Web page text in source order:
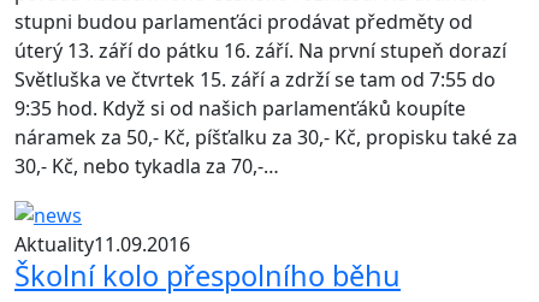
stupni budou parlamenťáci prodávat předměty od
úterý 13. září do pátku 16. září. Na první stupeň dorazí
Světluška ve čtvrtek 15. září a zdrží se tam od 7:55 do
9:35 hod. Když si od našich parlamenťáků koupíte
náramek za 50,- Kč, píšťalku za 30,- Kč, propisku také za
30,- Kč, nebo tykadla za 70,-…
Aktuality11.09.2016
Školní kolo přespolního běhu